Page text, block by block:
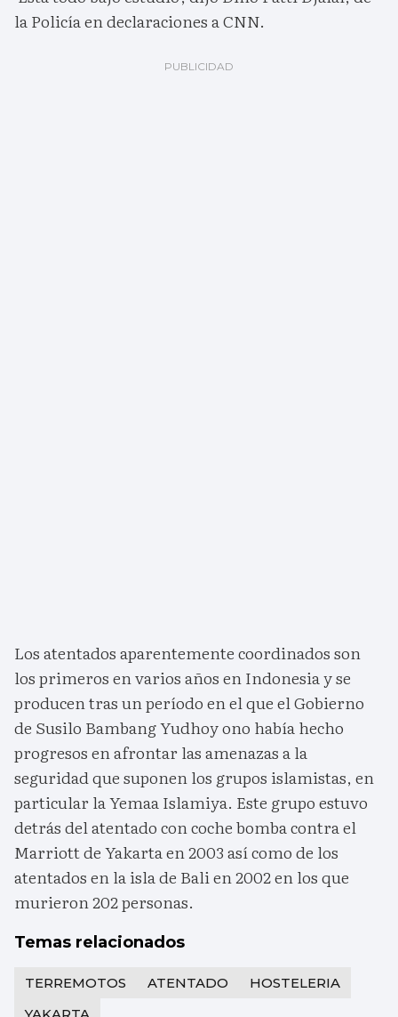
la Policía en declaraciones a CNN.
Los atentados aparentemente coordinados son
los primeros en varios años en Indonesia y se
producen tras un período en el que el Gobierno
de Susilo Bambang Yudhoy ono había hecho
progresos en afrontar las amenazas a la
seguridad que suponen los grupos islamistas, en
particular la Yemaa Islamiya. Este grupo estuvo
detrás del atentado con coche bomba contra el
Marriott de Yakarta en 2003 así como de los
atentados en la isla de Bali en 2002 en los que
murieron 202 personas.
Temas relacionados
TERREMOTOS ATENTADO
HOSTELERIA